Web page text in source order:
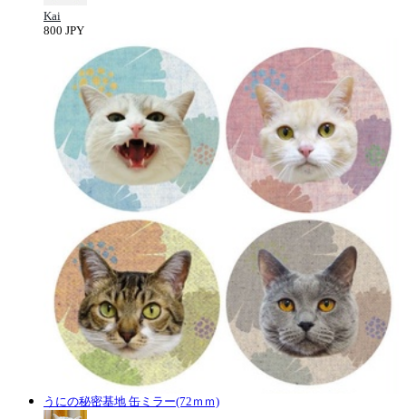
Kai
800 JPY
うにの秘密基地 缶ミラー(72ｍｍ)